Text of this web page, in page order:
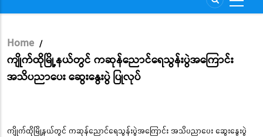
Breadcrumb
Home /
ကျိုက်ထိုမြို့နယ်တွင် ကဆုန်ညောင်ရေသွန်းပွဲအကြောင်း
အသိပညာပေး ဆွေးနွေးပွဲ ပြုလုပ်
ကျိုက်ထိုမြို့နယ်တွင် ကဆုန်ညောင်ရေသွန်းပွဲအကြောင်း အသိပညာပေး ဆွေးနွေးပွဲ